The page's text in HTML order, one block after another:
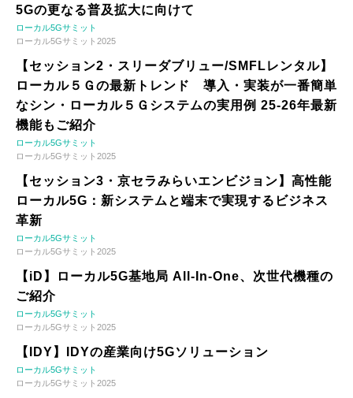
5Gの更なる普及拡大に向けて
ローカル5Gサミット
ローカル5Gサミット2025
【セッション2・スリーダブリュー/SMFLレンタル】
ローカル５Ｇの最新トレンド 導入・実装が一番簡単
なシン・ローカル５Ｇシステムの実用例 25-26年最新
機能もご紹介
ローカル5Gサミット
ローカル5Gサミット2025
【セッション3・京セラみらいエンビジョン】高性能
ローカル5G：新システムと端末で実現するビジネス
革新
ローカル5Gサミット
ローカル5Gサミット2025
【iD】ローカル5G基地局 All-In-One、次世代機種の
ご紹介
ローカル5Gサミット
ローカル5Gサミット2025
【IDY】IDYの産業向け5Gソリューション
ローカル5Gサミット
ローカル5Gサミット2025